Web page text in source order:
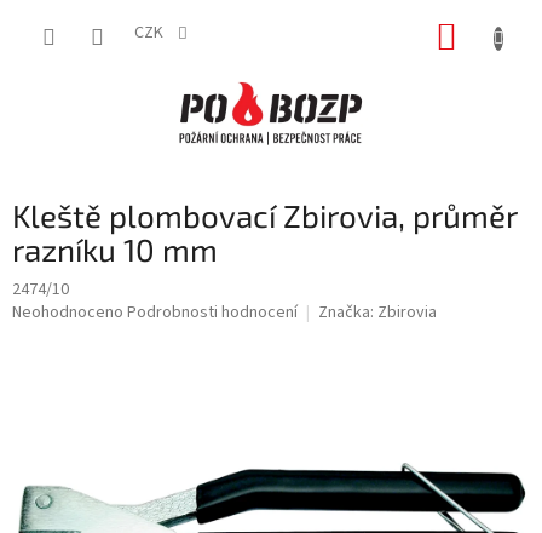
CZK
Kleště plombovací Zbirovia, průměr
razníku 10 mm
2474/10
Průměrné
Neohodnoceno Podrobnosti hodnocení Značka: Zbirovia